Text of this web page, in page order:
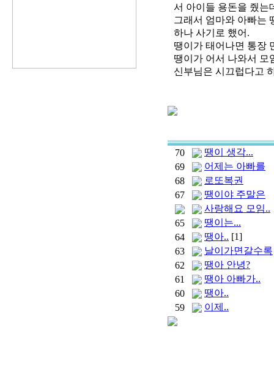
서 아이들 용돈을 줬는
그래서 엄마와 아빠는
하나 사기로 했어.
땡이가 태어나면 통장
땡이가 어서 나와서 모
신부님은 시끄럽다고
70
땡이 생각...
69
어제는 아빠를
68
로또복권
67
땡이야 주말은
사랑해요 모임..
65
땡이는...
64
땡아.. [1]
63
날이가면갈수록
62
땡아 안녕?
61
땡아 아빠가..
60
땡아..
59
이제..